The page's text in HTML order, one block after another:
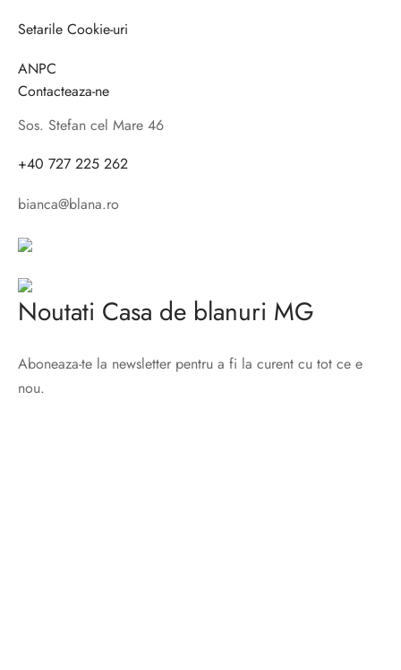
Setarile Cookie-uri
ANPC
Contacteaza-ne
Sos. Stefan cel Mare 46
+40 727 225 262
bianca@blana.ro
Noutati Casa de blanuri MG
Aboneaza-te la newsletter pentru a fi la curent cu tot ce e
nou.